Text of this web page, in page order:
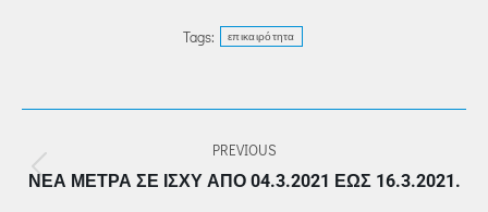
Tags: επικαιρότητα
NAVIGATION
PREVIOUS
Previous
ΝΈΑ ΜΈΤΡΑ ΣΕ ΙΣΧΎ ΑΠΌ 04.3.2021 ΈΩΣ 16.3.2021.